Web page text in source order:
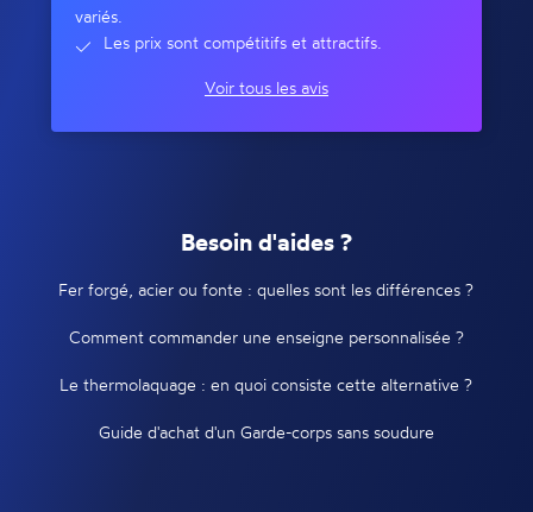
variés.
Les prix sont compétitifs et attractifs.
Voir tous les avis
Besoin d'aides ?
Fer forgé, acier ou fonte : quelles sont les différences ?
Comment commander une enseigne personnalisée ?
Le thermolaquage : en quoi consiste cette alternative ?
Guide d'achat d'un Garde-corps sans soudure